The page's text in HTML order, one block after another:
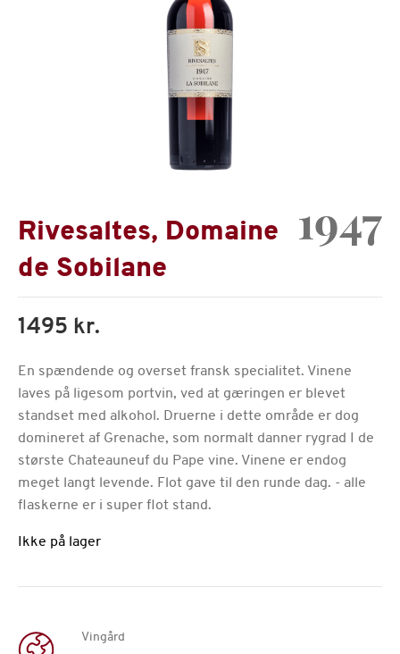
Rivesaltes, Domaine
de Sobilane
1947
1495 kr.
En spændende og overset fransk specialitet. Vinene
laves på ligesom portvin, ved at gæringen er blevet
standset med alkohol. Druerne i dette område er dog
domineret af Grenache, som normalt danner rygrad I de
største Chateauneuf du Pape vine. Vinene er endog
meget langt levende. Flot gave til den runde dag. - alle
flaskerne er i super flot stand.
Ikke på lager
Vingård